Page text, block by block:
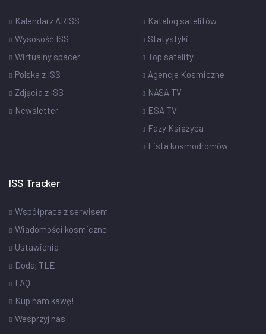
Kalendarz ARISS
Wysokość ISS
Wirtualny spacer
Polska z ISS
Zdjęcia z ISS
Newsletter
Katalog satelitów
Statystyki
Top satelity
Agencje Kosmiczne
NASA TV
ESA TV
Fazy Księżyca
Lista kosmodromów
ISS Tracker
Współpraca z serwisem
Wiadomości kosmiczne
Ustawienia
Dodaj TLE
FAQ
Kup nam kawę!
Wesprzyj nas